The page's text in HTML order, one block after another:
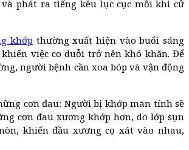
phát ra tiếng kêu lục cục mỗi khi cử
khớpthường xuất hiện vào buổi sáng
việc co duỗi trở nên khó khăn. Để
người bệnh cần xoa bóp và vận động
cơn đau: Người bị khớp mãn tính sẽ
cơn đau xương khớp hơn, do lớp sụn
khiến đầu xương cọ xát vào nhau,